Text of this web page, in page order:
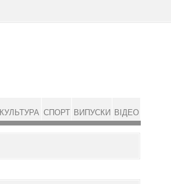
КУЛЬТУРА СПОРТ ВИПУСКИ ВІДЕО